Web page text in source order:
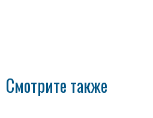
Смотрите также